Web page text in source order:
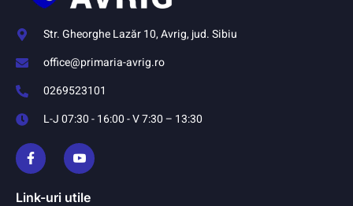
Str. Gheorghe Lazăr 10, Avrig, jud. Sibiu
office@primaria-avrig.ro
0269523101
L-J 07:30 - 16:00 - V 7:30 – 13:30
Link-uri utile